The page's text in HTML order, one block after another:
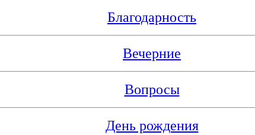
Благодарность
Вечерние
Вопросы
День рождения